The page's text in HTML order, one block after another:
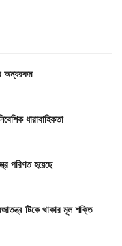
অন্যরকম
ধারাবাহিকতা
পরিণত হয়েছে
টিকে থাকার মূল শক্তি